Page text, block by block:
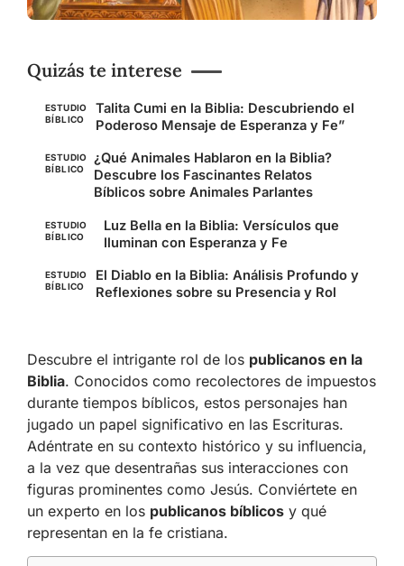
Quizás te interese
ESTUDIO
BÍBLICO
Talita Cumi en la Biblia: Descubriendo el
Poderoso Mensaje de Esperanza y Fe”
ESTUDIO
BÍBLICO
¿Qué Animales Hablaron en la Biblia?
Descubre los Fascinantes Relatos
Bíblicos sobre Animales Parlantes
ESTUDIO
BÍBLICO
Luz Bella en la Biblia: Versículos que
Iluminan con Esperanza y Fe
ESTUDIO
BÍBLICO
El Diablo en la Biblia: Análisis Profundo y
Reflexiones sobre su Presencia y Rol
Descubre el intrigante rol de los publicanos en la
Biblia. Conocidos como recolectores de impuestos
durante tiempos bíblicos, estos personajes han
jugado un papel significativo en las Escrituras.
Adéntrate en su contexto histórico y su influencia,
a la vez que desentrañas sus interacciones con
figuras prominentes como Jesús. Conviértete en
un experto en los publicanos bíblicos y qué
representan en la fe cristiana.